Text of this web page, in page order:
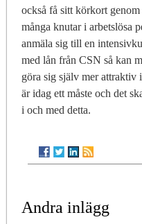
också få sitt körkort
många knutar i arbetslösa
anmäla sig till en
med lån från CSN så kan
göra sig själv mer attraktiv
är idag ett måste och det
i och med detta.
Andra inlägg